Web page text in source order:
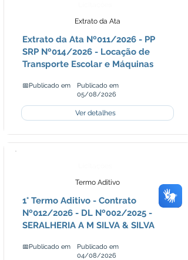
Extrato da Ata
Extrato da Ata Nº011/2026 - PP
SRP Nº014/2026 - Locação de
Transporte Escolar e Máquinas
📅Publicado em
Publicado em
05/08/2026
Ver detalhes
Termo Aditivo
1° Termo Aditivo - Contrato
Nº012/2026 - DL Nº002/2025 -
SERALHERIA A M SILVA & SILVA
📅Publicado em
Publicado em
04/08/2026